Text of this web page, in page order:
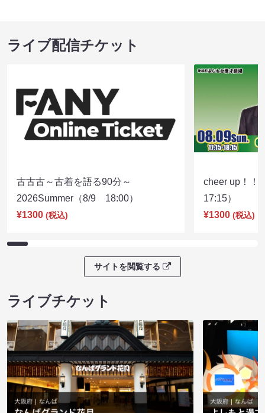
ライブ配信チケット
古古古～古着を語る90分～
2026Summer（8/9 18:00）
¥1300 (税込)
cheer up！
17:15）
¥1300 (税込)
サイトを閲覧する
ライブチケット